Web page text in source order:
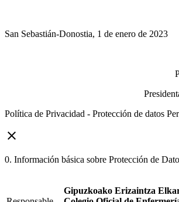
San Sebastián-Donostia, 1 de enero de 2023
Política de Privacidad - Protección de datos
close
0. Información básica sobre Protección de
Gipuzkoako Erizaintza